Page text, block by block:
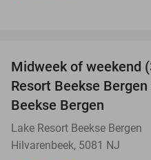
Midweek of weekend
Resort Beekse
Beekse Bergen
Lake Resort Beekse Bergen
Hilvarenbeek, 5081 NJ